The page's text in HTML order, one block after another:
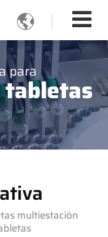

para
tabletas
multiestación